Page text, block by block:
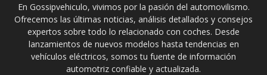
En Gossipvehiculo, vivimos por la pasión del automovilismo.
Ofrecemos las últimas noticias, análisis detallados y consejos
expertos sobre todo lo relacionado con coches. Desde
lanzamientos de nuevos modelos hasta tendencias en
vehículos eléctricos, somos tu fuente de información
automotriz confiable y actualizada.